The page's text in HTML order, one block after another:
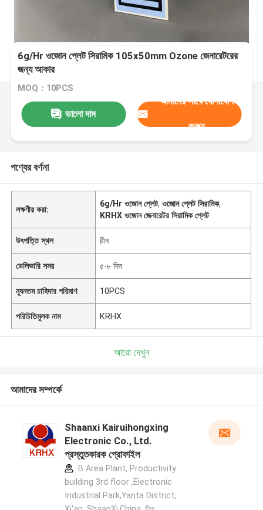
6g/Hr ওজোন প্লেট সিরামিক 105x50mm Ozone জেনারেটরের
জন্য আকার
MOQ：10PCS
ভালো দাম
আমাদের সাথে যোগাযোগ
করুন
পণ্যের বর্ণনা
লক্ষণীয় করা:
6g/Hr ওজোন প্লেট,ওজোন প্লেট সিরামিক,
KRHX ওজোন জেনারেটর সিরামিক প্লেট
উৎপত্তি স্থল চীন
ডেলিভারি সময় ৫-৮ দিন
ন্যূনতম চাহিদার পরিমাণ 10PCS
পরিচিতিমুলক নাম KRHX
আরো দেখুন
আমাদের সম্পর্কে
Shaanxi Kairuihongxing
Electronic Co., Ltd.
প্রস্তুতকারক প্রোফাইল
B Area Plant, Productivity
building 3rd floor ,Electronic
Industrial Park,Yanta District,